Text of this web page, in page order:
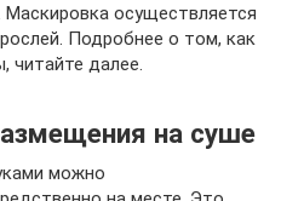
осуществляется
Подробнее о том, как
читайте далее.
на суше
можно